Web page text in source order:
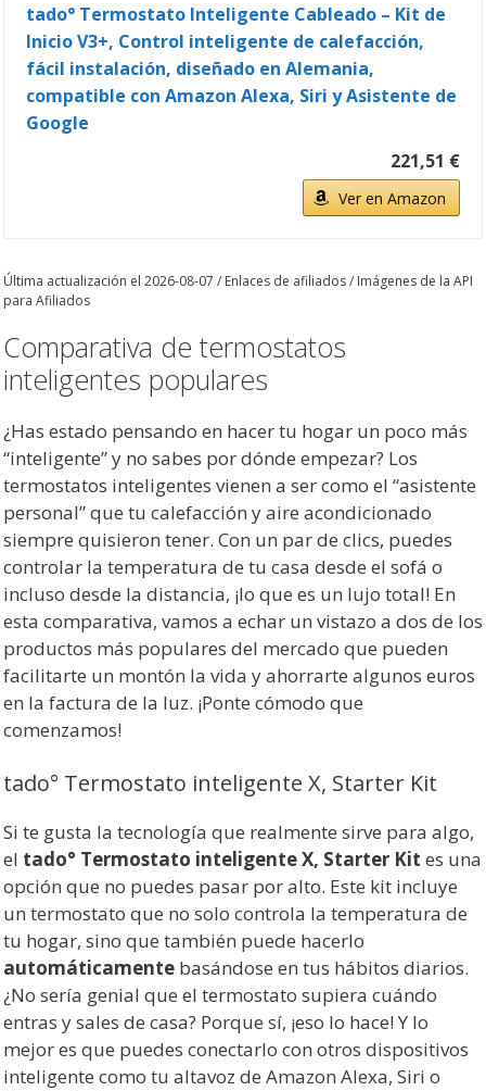
tado° Termostato Inteligente Cableado – Kit de
Inicio V3+, Control inteligente de calefacción,
fácil instalación, diseñado en Alemania,
compatible con Amazon Alexa, Siri y Asistente de
Google
221,51 €
Ver en Amazon
Última actualización el 2026-08-07 / Enlaces de afiliados / Imágenes de la API
para Afiliados
Comparativa de termostatos
inteligentes populares
¿Has estado pensando en hacer tu hogar un poco más
“inteligente” y no sabes por dónde empezar? Los
termostatos inteligentes vienen a ser como el “asistente
personal” que tu calefacción y aire acondicionado
siempre quisieron tener. Con un par de clics, puedes
controlar la temperatura de tu casa desde el sofá o
incluso desde la distancia, ¡lo que es un lujo total! En
esta comparativa, vamos a echar un vistazo a dos de los
productos más populares del mercado que pueden
facilitarte un montón la vida y ahorrarte algunos euros
en la factura de la luz. ¡Ponte cómodo que
comenzamos!
tado° Termostato inteligente X, Starter Kit
Si te gusta la tecnología que realmente sirve para algo,
el tado° Termostato inteligente X, Starter Kit es una
opción que no puedes pasar por alto. Este kit incluye
un termostato que no solo controla la temperatura de
tu hogar, sino que también puede hacerlo
automáticamente basándose en tus hábitos diarios.
¿No sería genial que el termostato supiera cuándo
entras y sales de casa? Porque sí, ¡eso lo hace! Y lo
mejor es que puedes conectarlo con otros dispositivos
inteligente como tu altavoz de Amazon Alexa, Siri o